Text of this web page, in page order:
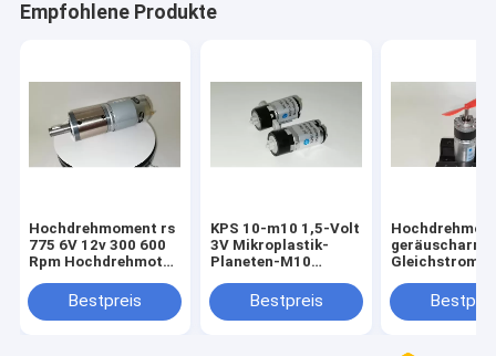
Empfohlene Produkte
Hochdrehmoment rs
775 6V 12v 300 600
Rpm Hochdrehmotor
Bestpreis
KPS 10-m10 1,5-Volt
3V Mikroplastik-
Planeten-M10
Bestpreis
geräuscharm
Gleichstrom-
60 Rpm, 789